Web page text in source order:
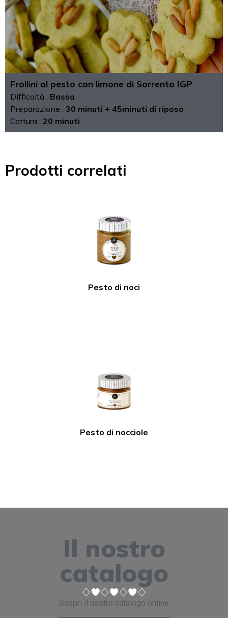
Frollini al pesto con limone di Sorrento IGP
Difficoltà : Bassa
Preparazione : 30 minuti + 45minuti di riposo
Cottura : 20 minuti
Prodotti correlati
Pesto di noci
Pesto di nocciole
Il nostro
catalogo
Scopri il nostro catalogo online